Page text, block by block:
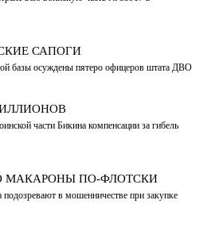
САПОГИ
базы осуждены пятеро офицеров штата ДВО
части Бикина компенсации за гибель
МАКАРОНЫ ПО-ФЛОТСКИ
в мошенничестве при закупке